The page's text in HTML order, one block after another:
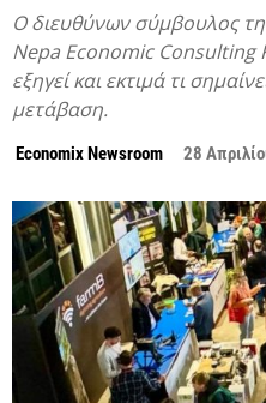
Ο διευθύνων σύμβουλος
Nepa Economic Consulting
εξηγεί και εκτιμά τι
μετάβαση.
Economix Newsroom 28